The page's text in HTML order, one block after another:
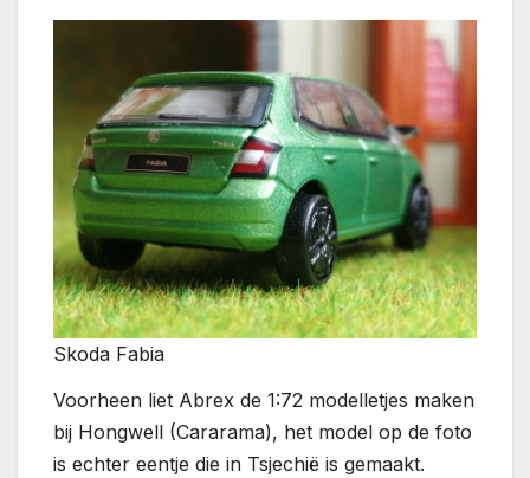
Skoda Fabia
Voorheen liet Abrex de 1:72 modelletjes maken
bij Hongwell (Cararama), het model op de foto
is echter eentje die in Tsjechië is gemaakt.